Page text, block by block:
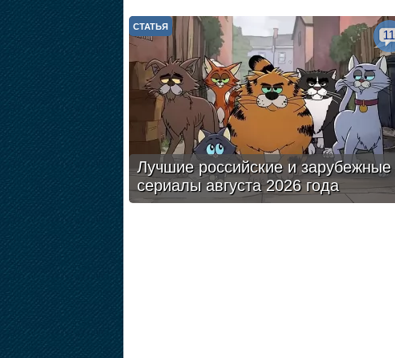
Лучшие российские и зарубежные
сериалы августа 2026 года
СТАТЬЯ
11